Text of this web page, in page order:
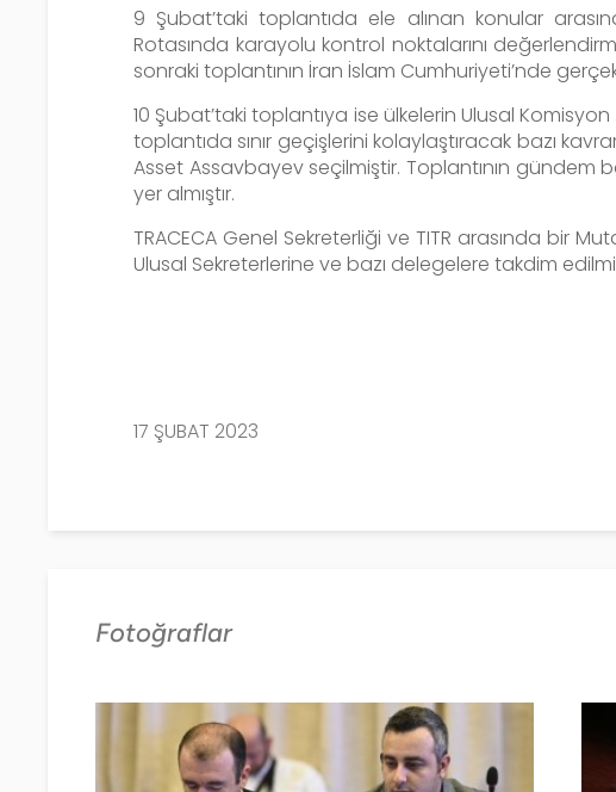
9 Şubat’taki toplantıda ele alınan konular
Rotasında karayolu kontrol noktalarını
sonraki toplantının İran İslam Cumhuriyeti’nde
10 Şubat’taki toplantıya ise ülkelerin Ulusal
toplantıda sınır geçişlerini kolaylaştıracak bazı
Asset Assavbayev seçilmiştir. Toplantının gündem
yer almıştır.
TRACECA Genel Sekreterliği ve TITR arasında bir
Ulusal Sekreterlerine ve bazı delegelere takdim
17 ŞUBAT 2023
Fotoğraflar